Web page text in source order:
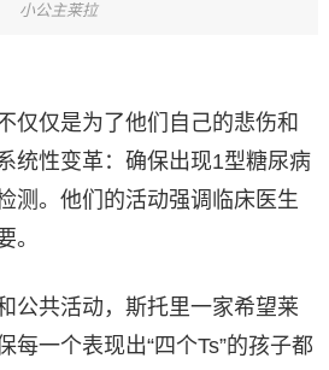
小公主莱拉
仅仅是为了他们自己的悲伤和
统性变革：确保出现1型糖尿病
测。他们的活动强调临床医生
。
公共活动，斯托里一家希望莱
每一个表现出“四个Ts”的孩子都